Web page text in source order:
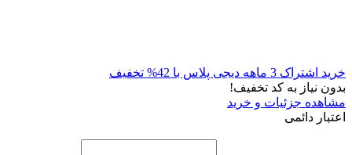
خرید اشتراک 3 ماهه دیجی پلاس با 42% تخفیف
بدون نیاز به کد تخفیف!
مشاهده جزئیات و خرید
اعتبار دائمی